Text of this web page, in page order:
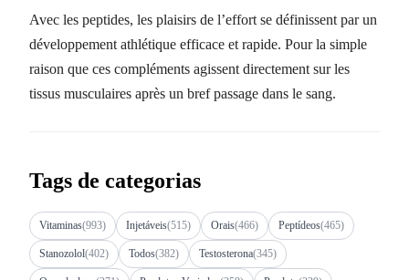
Avec les peptides, les plaisirs de l’effort se définissent par un
développement athlétique efficace et rapide. Pour la simple
raison que ces compléments agissent directement sur les
tissus musculaires après un bref passage dans le sang.
Tags de categorias
Vitaminas(993) Injetáveis(515) Orais(466) Peptídeos(465)
Stanozolol(402) Todos(382) Testosterona(345)